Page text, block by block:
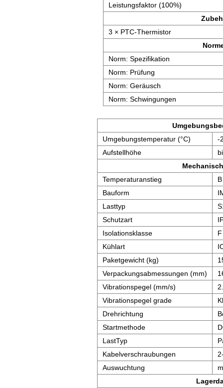
Leistungsfaktor (100%)
3 × PTC-Thermistor
Norm: Spezifikation
Norm: Prüfung
Norm: Geräusch
Norm: Schwingungen
Umgebungstemperatur (°C)
-
Aufstellhöhe
Temperaturanstieg
B
Bauform
Lasttyp
Schutzart
Isolationsklasse
F
Kühlart
Paketgewicht (kg)
Verpackungsabmessungen (mm)
Vibrationspegel (mm/s)
Vibrationspegel grade
Drehrichtung
Startmethode
LastTyp
Kabelverschraubungen
Auswuchtung